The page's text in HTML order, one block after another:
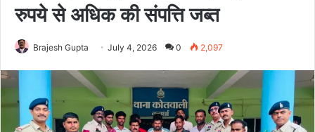
रुपये से अधिक की संपत्ति जब्त
Brajesh Gupta July 4, 2026 0 2,097